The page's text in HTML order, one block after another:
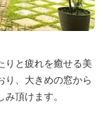
りと疲れを癒せる美
り、大きめの窓から
頂けます。